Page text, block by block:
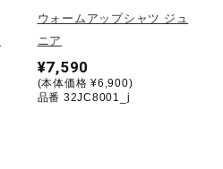
ウォームアップシャツ ジュ
ニア
¥7,590
(本体価格 ¥6,900)
品番 32JC8001_j